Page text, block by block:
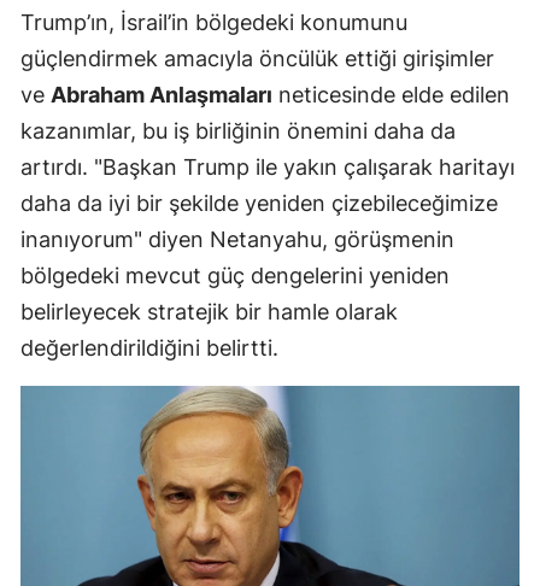
Trump’ın, İsrail’in bölgedeki konumunu
güçlendirmek amacıyla öncülük ettiği girişimler
ve Abraham Anlaşmaları neticesinde elde edilen
kazanımlar, bu iş birliğinin önemini daha da
artırdı. "Başkan Trump ile yakın çalışarak haritayı
daha da iyi bir şekilde yeniden çizebileceğimize
inanıyorum" diyen Netanyahu, görüşmenin
bölgedeki mevcut güç dengelerini yeniden
belirleyecek stratejik bir hamle olarak
değerlendirildiğini belirtti.